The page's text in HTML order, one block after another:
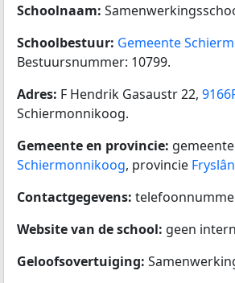
Schoolnaam:
Schoolbestuur: Gemeente
Bestuursnummer: 10799.
Adres: F Hendrik Gasaustr 22,
Schiermonnikoog.
Gemeente en provincie: gemeente
Schiermonnikoog, provincie
Contactgegevens:
Website van de school: geen
Geloofsovertuiging: